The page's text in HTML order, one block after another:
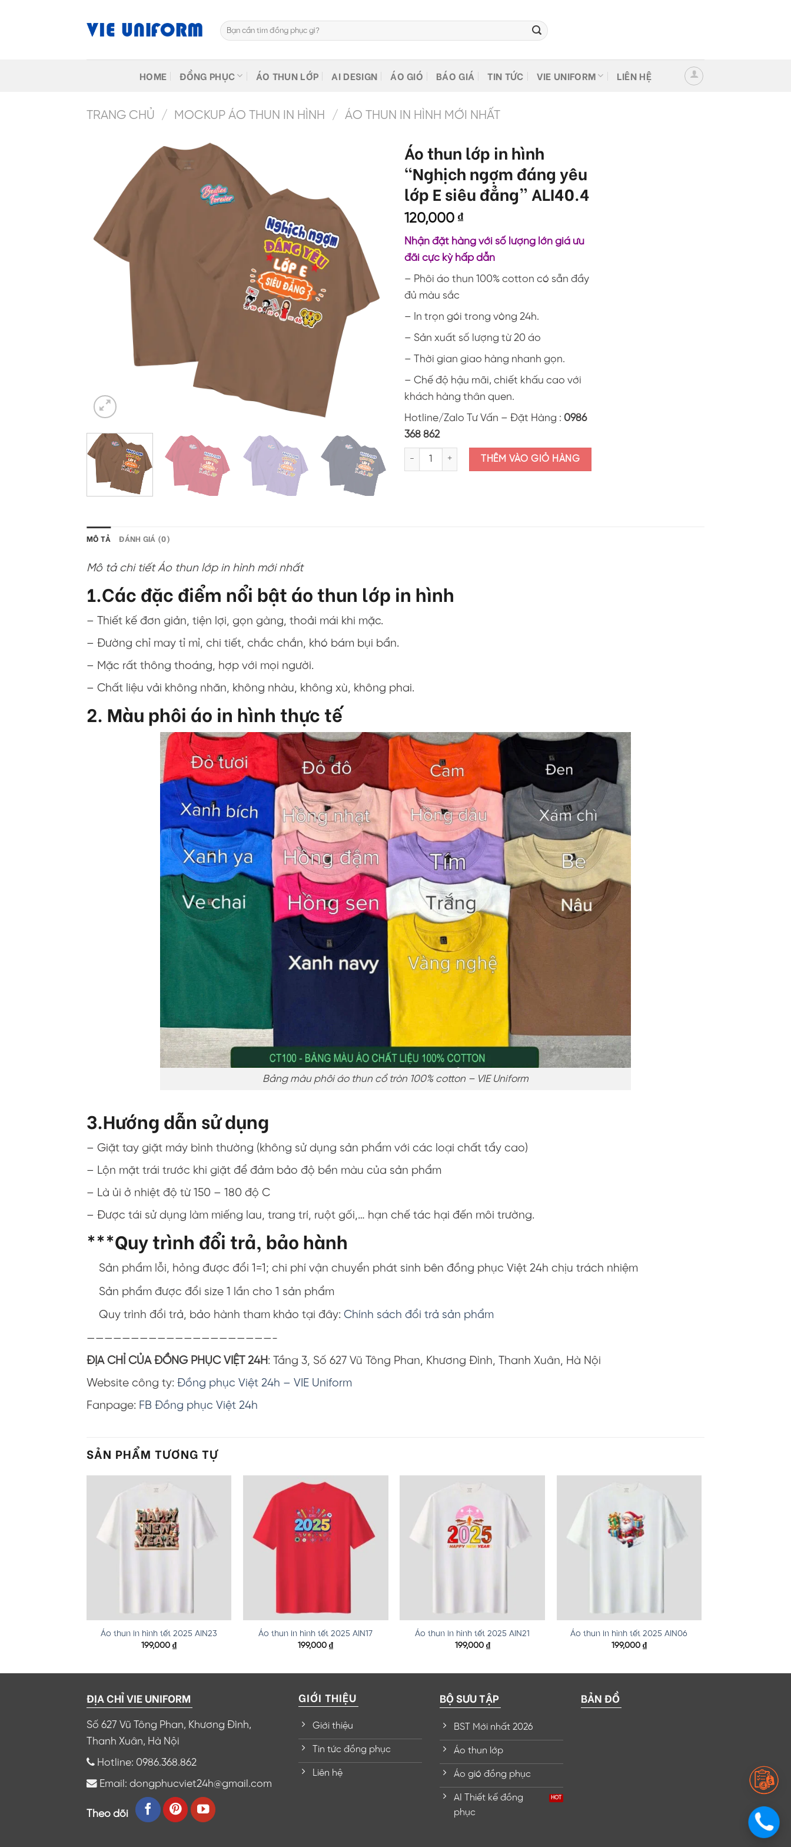
Tìm
kiếm:
HOME ĐỒNG PHỤC ÁO THUN LỚP AI DESIGN ÁO GIÓ BÁO GIÁ TIN TỨC VIE UNIFORM LIÊN HỆ
TRANG CHỦ / MOCKUP ÁO THUN IN HÌNH / ÁO THUN IN HÌNH MỚI NHẤT
Áo thun lớp in hình
“Nghịch ngợm đáng yêu
lớp E siêu đẳng” ALI40.4
120,000 ₫
Nhận đặt hàng với số lượng lớn giá ưu
đãi cực kỳ hấp dẫn
– Phôi áo thun 100% cotton có sẵn đầy
đủ màu sắc
– In trọn gói trong vòng 24h.
– Sản xuất số lượng từ 20 áo
– Thời gian giao hàng nhanh gọn.
– Chế độ hậu mãi, chiết khấu cao với
khách hàng thân quen.
Hotline/Zalo Tư Vấn – Đặt Hàng : 0986
368 862
Áo thun lớp in hình "Nghịch ngợm đáng yêu lớp E siêu đẳng" ALI40.4 số lượng
THÊM VÀO GIỎ HÀNG
MÔ TẢ ĐÁNH GIÁ (0)
Mô tả chi tiết Áo thun lớp in hình mới nhất
1.Các đặc điểm nổi bật áo thun lớp in hình
– Thiết kế đơn giản, tiện lợi, gọn gàng, thoải mái khi mặc.
– Đường chỉ may tỉ mỉ, chi tiết, chắc chắn, khó bám bụi bẩn.
– Mặc rất thông thoáng, hợp với mọi người.
– Chất liệu vải không nhăn, không nhàu, không xù, không phai.
2. Màu phôi áo in hình thực tế
Bảng màu phôi áo thun cổ tròn 100% cotton – VIE Uniform
3.Hướng dẫn sử dụng
– Giặt tay giặt máy bình thường (không sử dụng sản phẩm với các loại chất tẩy cao)
– Lộn mặt trái trước khi giặt để đảm bảo độ bền màu của sản phẩm
– Là ủi ở nhiệt độ từ 150 – 180 độ C
– Được tái sử dụng làm miếng lau, trang trí, ruột gối,… hạn chế tác hại đến môi trường.
***Quy trình đổi trả, bảo hành
Sản phẩm lỗi, hỏng được đổi 1=1; chi phí vận chuyển phát sinh bên đồng phục Việt 24h chịu trách nhiệm
Sản phẩm được đổi size 1 lần cho 1 sản phẩm
Quy trình đổi trả, bảo hành tham khảo tại đây: Chính sách đổi trả sản phẩm
—————————————————————-
ĐỊA CHỈ CỦA ĐỒNG PHỤC VIỆT 24H: Tầng 3, Số 627 Vũ Tông Phan, Khương Đình, Thanh Xuân, Hà Nội
Website công ty: Đồng phục Việt 24h – VIE Uniform
Fanpage: FB Đồng phục Việt 24h
SẢN PHẨM TƯƠNG TỰ
Áo thun in hình tết 2025 AIN23
199,000₫
Áo thun in hình tết 2025 AIN17
199,000₫
Áo thun in hình tết 2025 AIN21
199,000 ₫
Áo thun in hình tết 2025 AIN06
199,000 ₫
ĐỊA CHỈ VIE UNIFORM
Số 627 Vũ Tông Phan, Khương Đình,
Thanh Xuân, Hà Nội
Hotline: 0986.368.862
Email: dongphucviet24h@gmail.com
Theo dõi
GIỚI THIỆU
Giới thiệu
Tin tức đồng phục
Liên hệ
BỘ SƯU TẬP
BST Mới nhất 2026
Áo thun lớp
Áo gió đồng phục
AI Thiết kế đồng
phục
BẢN ĐỒ